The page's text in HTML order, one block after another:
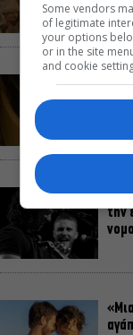
Οι
την
Some vendors
of legitimate
your options
or in the site
and cookie